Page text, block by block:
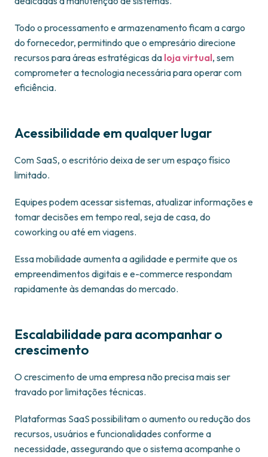
Todo o processamento e armazenamento ficam a cargo
do fornecedor, permitindo que o empresário direcione
recursos para áreas estratégicas da loja virtual, sem
comprometer a tecnologia necessária para operar com
eficiência.
Acessibilidade em qualquer lugar
Com SaaS, o escritório deixa de ser um espaço físico
limitado.
Equipes podem acessar sistemas, atualizar informações e
tomar decisões em tempo real, seja de casa, do
coworking ou até em viagens.
Essa mobilidade aumenta a agilidade e permite que os
empreendimentos digitais e e-commerce respondam
rapidamente às demandas do mercado.
Escalabilidade para acompanhar o
crescimento
O crescimento de uma empresa não precisa mais ser
travado por limitações técnicas.
Plataformas SaaS possibilitam o aumento ou redução dos
recursos, usuários e funcionalidades conforme a
necessidade, assegurando que o sistema acompanhe o